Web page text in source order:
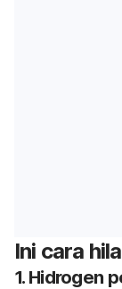
Ini cara
1. Hidrogen